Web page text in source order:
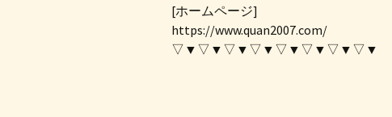
[ホームページ]
https://www.quan2007.com/
▽▼▽▼▽▼▽▼▽▼▽▼▽▼▽▼